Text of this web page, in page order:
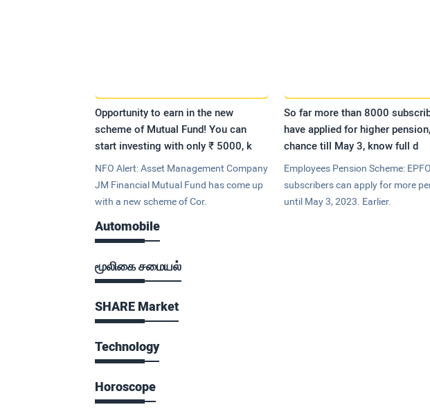
Opportunity to earn in the new
scheme of Mutual Fund! You can
start investing with only ₹ 5000, k
NFO Alert: Asset Management Company
JM Financial Mutual Fund has come up
with a new scheme of Cor.
So far more than 8000
have applied for higher pension,
chance till May 3, know full d
Employees Pension Scheme: EPFO
subscribers can apply for more
until May 3, 2023. Earlier.
Automobile
மூலிகை சமையல்
SHARE Market
Technology
Horoscope